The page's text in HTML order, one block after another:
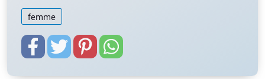
femme